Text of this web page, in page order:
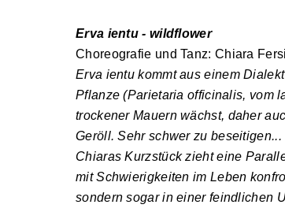
Erva ientu - wildflower
Choreografie und Tanz: Chiara
Erva ientu kommt aus einem
Pflanze (Parietaria officinalis, vom
trockener Mauern wächst, daher
Geröll. Sehr schwer zu beseitigen...
Chiaras Kurzstück zieht eine
mit Schwierigkeiten im Leben
sondern sogar in einer feindlichen